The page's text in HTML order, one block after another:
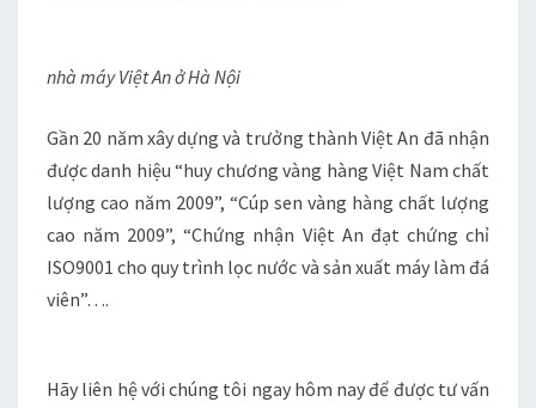
nhà máy Việt An ở Hà Nội
Gần 20 năm xây dựng và trưởng thành Việt An đã nhận
được danh hiệu “huy chương vàng hàng Việt Nam chất
lượng cao năm 2009”, “Cúp sen vàng hàng chất lượng
cao năm 2009”, “Chứng nhận Việt An đạt chứng chỉ
ISO9001 cho quy trình lọc nước và sản xuất máy làm đá
viên”….
Hãy liên hệ với chúng tôi ngay hôm nay để được tư vấn